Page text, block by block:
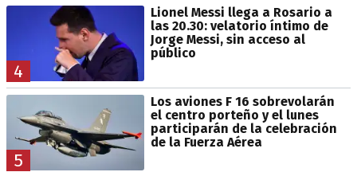
4
Lionel Messi llega a Rosario a
las 20.30: velatorio íntimo de
Jorge Messi, sin acceso al
público
5
Los aviones F 16 sobrevolarán
el centro porteño y el lunes
participarán de la celebración
de la Fuerza Aérea